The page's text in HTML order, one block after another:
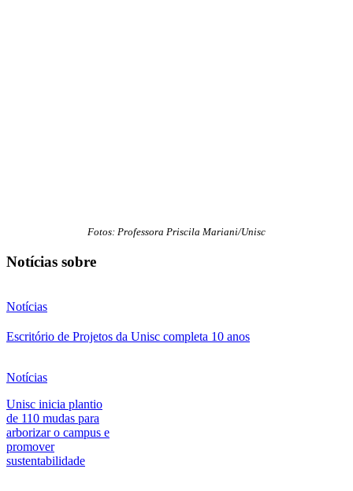
Fotos: Professora Priscila Mariani/Unisc
Notícias sobre
Notícias
Escritório de Projetos da Unisc completa 10 anos
Notícias
Unisc inicia plantio
de 110 mudas para
arborizar o campus e
promover
sustentabilidade